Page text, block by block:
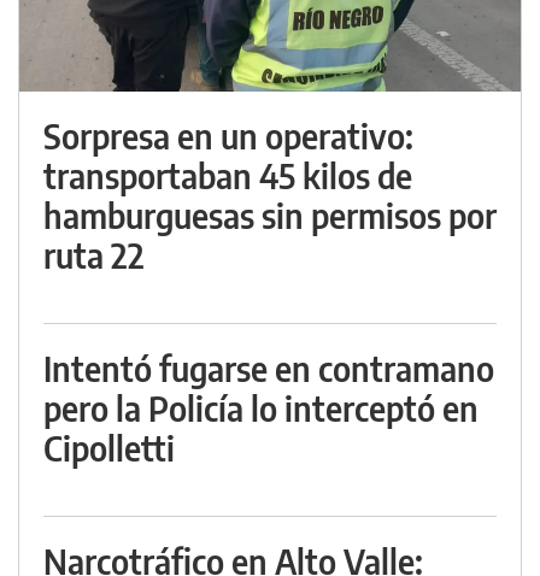
Sorpresa en un operativo:
transportaban 45 kilos de
hamburguesas sin permisos por
ruta 22
Intentó fugarse en contramano
pero la Policía lo interceptó en
Cipolletti
Narcotráfico en Alto Valle: